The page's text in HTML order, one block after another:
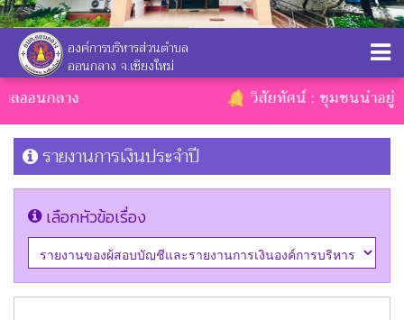
องค์การบริหารส่วนตำบล
ออนกลาง จ.เชียงใหม่
ลออนกลาง วิสัยทัศน์ : ชุมชนน่าอยู่
รายงานการเงินประจำปี
เลือกหัวข้อเรื่อง